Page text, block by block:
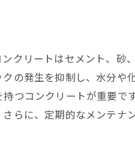
最新トレンド
クリートはセメント、砂
の発生を抑制し、水分や
つコンクリートが重要で
らに、定期的なメンテナ